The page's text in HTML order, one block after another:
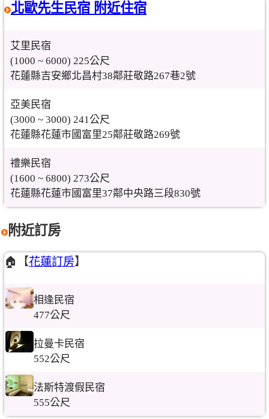
北歐先生民宿 附近住宿
艾里民宿
(1000 ~ 6000) 225公尺
花蓮縣吉安鄉北昌村38鄰莊敬路267巷2號
亞美民宿
(3000 ~ 3000) 241公尺
花蓮縣花蓮市國富里25鄰莊敬路269號
禮樂民宿
(1600 ~ 6800) 273公尺
花蓮縣花蓮市國富里37鄰中央路三段830號
附近訂房
🏠【花蓮訂房】
相逢民宿
477公尺
拉曼卡民宿
552公尺
法斯特渡假民宿
555公尺